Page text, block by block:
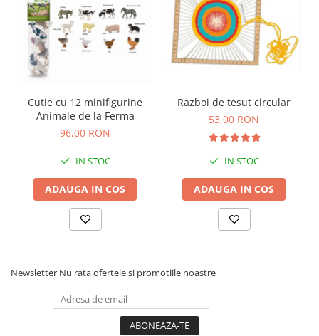
Carti pentru copii 8 ani
Carti de colorat
Carticele interactive
Cadouri copii
Ceasuri copii
Cutii muzicale
Cadouri bebelusi
Cadouri ieftine pentru copii
Cadouri botez
Cadou copii 2 ani
Cadou copii 4 ani
Cadou copii 5 ani
Cutie cu 12 minifigurine
Animale de la Ferma
96,00 RON
IN STOC
ADAUGA IN COS
Razboi de tesut circular
53,00 RON
IN STOC
ADAUGA IN COS
Newsletter Nu rata ofertele si promotiile noastre